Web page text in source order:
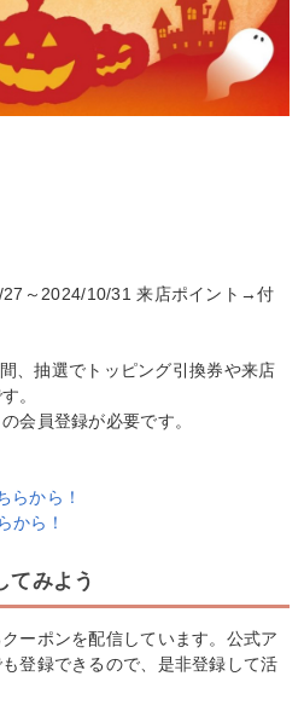
～2024/10/31 来店ポイント→付
、抽選でトッピング引換券や来店
。
会員登録が必要です。
らから！
から！
てみよう
ーポンを配信しています。公式ア
登録できるので、是非登録して活